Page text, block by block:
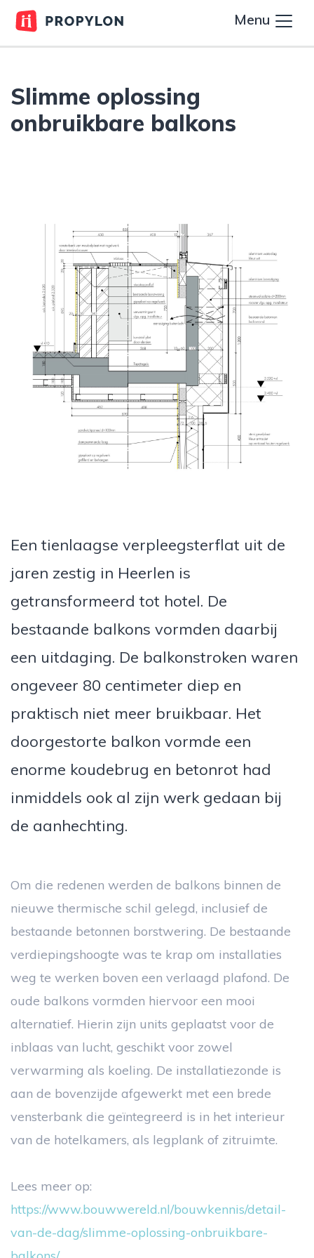
Menu
Slimme oplossing
onbruikbare balkons
Een tienlaagse verpleegsterflat uit de
jaren zestig in Heerlen is
getransformeerd tot hotel. De
bestaande balkons vormden daarbij
een uitdaging. De balkonstroken waren
ongeveer 80 centimeter diep en
praktisch niet meer bruikbaar. Het
doorgestorte balkon vormde een
enorme koudebrug en betonrot had
inmiddels ook al zijn werk gedaan bij
de aanhechting.
Om die redenen werden de balkons binnen de
nieuwe thermische schil gelegd, inclusief de
bestaande betonnen borstwering. De bestaande
verdiepingshoogte was te krap om installaties
weg te werken boven een verlaagd plafond. De
oude balkons vormden hiervoor een mooi
alternatief. Hierin zijn units geplaatst voor de
inblaas van lucht, geschikt voor zowel
verwarming als koeling. De installatiezonde is
aan de bovenzijde afgewerkt met een brede
vensterbank die geïntegreerd is in het interieur
van de hotelkamers, als legplank of zitruimte.
Lees meer op:
https://www.bouwwereld.nl/bouwkennis/detail-
van-de-dag/slimme-oplossing-onbruikbare-